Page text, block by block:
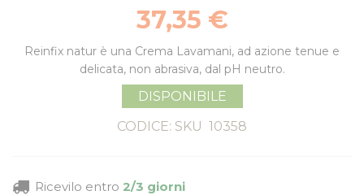
37,35 €
Reinfix natur è una Crema Lavamani, ad azione tenue e
delicata, non abrasiva, dal pH neutro.
DISPONIBILE
CODICE: SKU 10358
Ricevilo entro 2/3 giorni